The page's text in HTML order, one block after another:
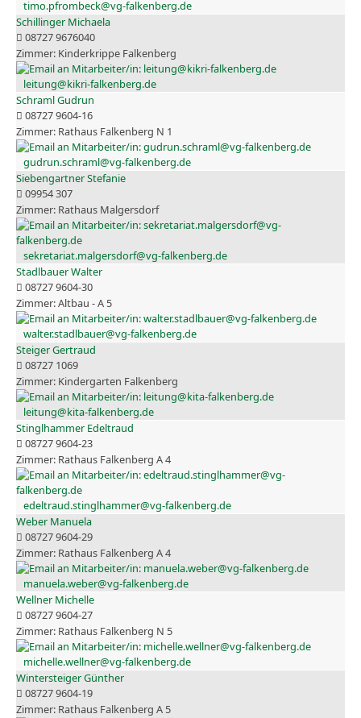
timo.pfrombeck@vg-falkenberg.de
Schillinger Michaela
08727 9676040
Kinderkrippe Falkenberg
leitung@kikri-falkenberg.de
Schraml Gudrun
08727 9604-16
Rathaus Falkenberg N 1
gudrun.schraml@vg-falkenberg.de
Siebengartner Stefanie
09954 307
Rathaus Malgersdorf
sekretariat.malgersdorf@vg-falkenberg.de
Stadlbauer Walter
08727 9604-30
Altbau - A 5
walter.stadlbauer@vg-falkenberg.de
Steiger Gertraud
08727 1069
Kindergarten Falkenberg
leitung@kita-falkenberg.de
Stinglhammer Edeltraud
08727 9604-23
Rathaus Falkenberg A 4
edeltraud.stinglhammer@vg-falkenberg.de
Weber Manuela
08727 9604-29
Rathaus Falkenberg A 4
manuela.weber@vg-falkenberg.de
Wellner Michelle
08727 9604-27
Rathaus Falkenberg N 5
michelle.wellner@vg-falkenberg.de
Wintersteiger Günther
08727 9604-19
Rathaus Falkenberg A 5